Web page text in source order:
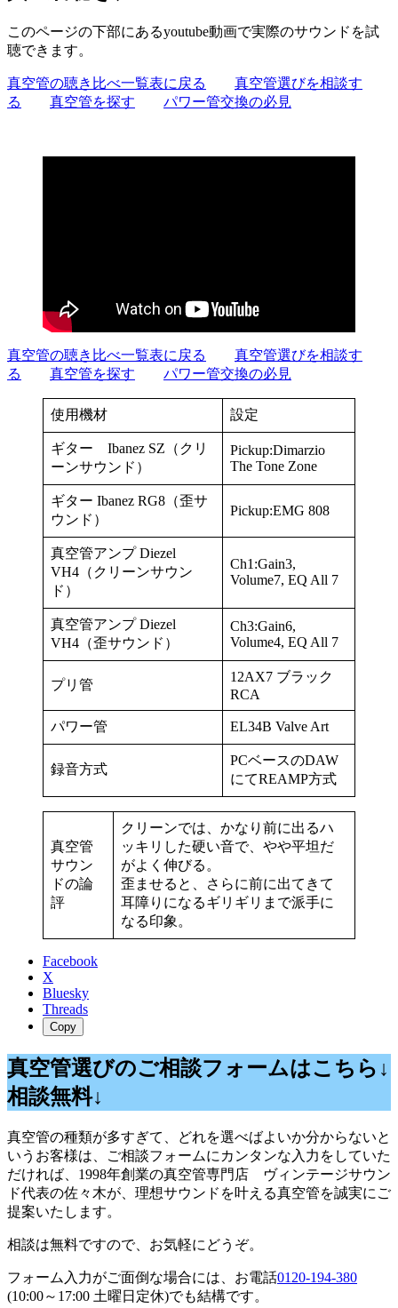
このページの下部にあるyoutube動画で実際のサウンドを試
聴できます。
真空管の聴き比べ一覧表に戻る
真空管選びを相談す
る
真空管を探す パワー管交換の必見
真空管の聴き比べ一覧表に戻る
真空管選びを相談す
る
真空管を探す パワー管交換の必見
使用機材 設定
ギター Ibanez SZ（クリ
ーンサウンド）
Pickup:Dimarzio
The Tone Zone
ギター Ibanez RG8（歪サ
ウンド）
Pickup:EMG 808
真空管アンプ Diezel
VH4（クリーンサウン
ド）
Ch1:Gain3,
Volume7, EQ All 7
真空管アンプ Diezel
VH4（歪サウンド）
Ch3:Gain6,
Volume4, EQ All 7
プリ管
12AX7 ブラック
RCA
パワー管 EL34B Valve Art
録音方式
PCベースのDAW
にてREAMP方式
真空管
サウン
ドの論
評
クリーンでは、かなり前に出るハ
ッキリした硬い音で、やや平坦だ
がよく伸びる。
歪ませると、さらに前に出てきて
耳障りになるギリギリまで派手に
なる印象。
Facebook
X
Bluesky
Threads
Copy
真空管選びのご相談フォームはこちら↓
相談無料↓
真空管の種類が多すぎて、どれを選べばよいか分からないと
いうお客様は、ご相談フォームにカンタンな入力をしていた
だければ、1998年創業の真空管専門店 ヴィンテージサウン
ド代表の佐々木が、理想サウンドを叶える真空管を誠実にご
提案いたします。
相談は無料ですので、お気軽にどうぞ。
フォーム入力がご面倒な場合には、お電話0120-194-380
(10:00～17:00 土曜日定休)でも結構です。